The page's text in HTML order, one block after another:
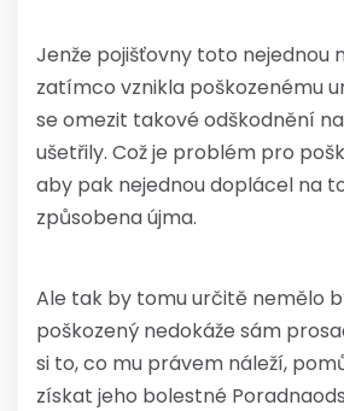
Jenže pojišťovny toto nejednou
zatímco vznikla poškozenému
se omezit takové odškodnění
ušetřily. Což je problém pro
aby pak nejednou doplácel na
způsobena újma.
Ale tak by tomu určitě nemělo
poškozený nedokáže sám
si to, co mu právem náleží,
získat jeho bolestné